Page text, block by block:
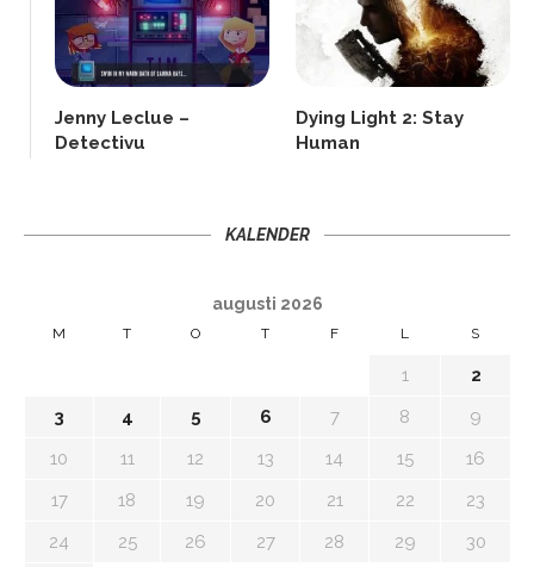
Jenny Leclue –
Detectivu
Dying Light 2: Stay
Human
KALENDER
augusti 2026
M T O T F L S
1
2
3
4 5 6 7 8
9
10
11 12 13 14 15
16
17
18 19 20 21 22
23
24
25 26 27 28 29
30